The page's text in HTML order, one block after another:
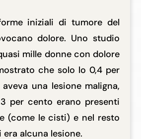
iniziali di tumore del
dolore. Uno studio
mille donne con dolore
che solo lo 0,4 per
una lesione maligna,
per cento erano presenti
(come le cisti) e nel resto
alcuna lesione.